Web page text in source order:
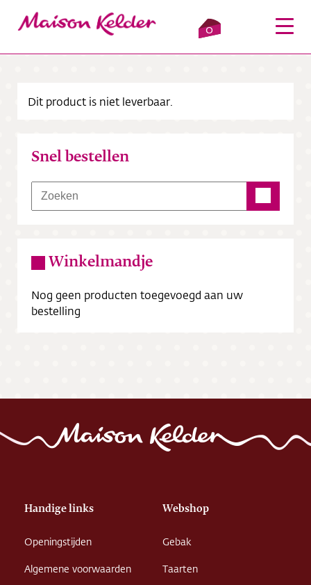
0
Verkooppunten
Bezorging
Contact
Dit product is niet leverbaar.
Snel bestellen
Winkelmandje
Nog geen producten toegevoegd aan uw
bestelling
Handige links
Openingstijden
Algemene voorwaarden
Webshop
Gebak
Taarten